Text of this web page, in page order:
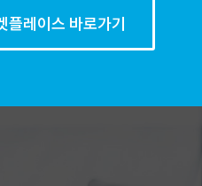
플레이스 바로가기